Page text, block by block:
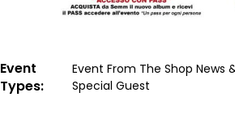
Event
Types
Event From The Shop News
Special Guest